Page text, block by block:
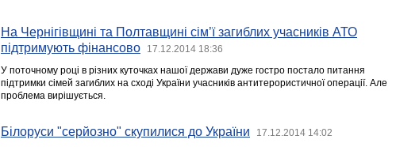
На Чернігівщині та Полтавщині сім’ї загиблих учасників АТО
підтримують фінансово
17.12.2014 18:36
У поточному році в різних куточках нашої держави дуже гостро постало питання
підтримки сімей загиблих на сході України учасників антитерористичної операції. Але
проблема вирішується.
Білоруси "серйозно" скупилися до України 17.12.2014 14:02